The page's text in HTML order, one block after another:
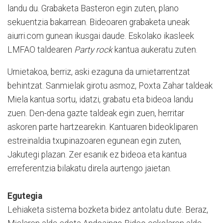
landu du. Grabaketa Basteron egin zuten, plano
sekuentzia bakarrean. Bideoaren grabaketa uneak
aiurri.com gunean ikusgai daude. Eskolako ikasleek
LMFAO taldearen Party rockkantua aukeratu zuten.
Urnietakoa, berriz, aski ezaguna da urnietarrentzat
behintzat. Sanmielak girotu asmoz, Poxta Zahar taldeak
Miela kantua sortu, idatzi, grabatu eta bideoa landu
zuen. Den-dena gazte taldeak egin zuen, herritar
askoren parte hartzearekin. Kantuaren bideokliparen
estreinaldia txupinazoaren egunean egin zuten,
Jakutegi plazan. Zer esanik ez bideoa eta kantua
erreferentzia bilakatu direla aurtengo jaietan.
Egutegia
Lehiaketa sistema bozketa bidez antolatu dute. Beraz,